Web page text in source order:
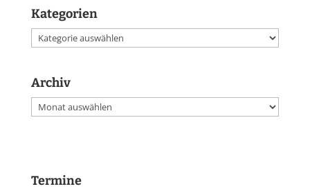
Kategorien
Kategorien
Archiv
Archiv
Termine